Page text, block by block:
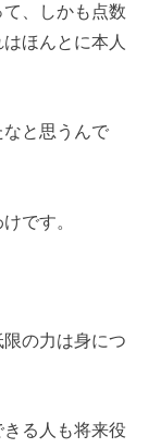
、しかも点数
ほんとに本人
と思うんで
です。
の力は身につ
る人も将来役